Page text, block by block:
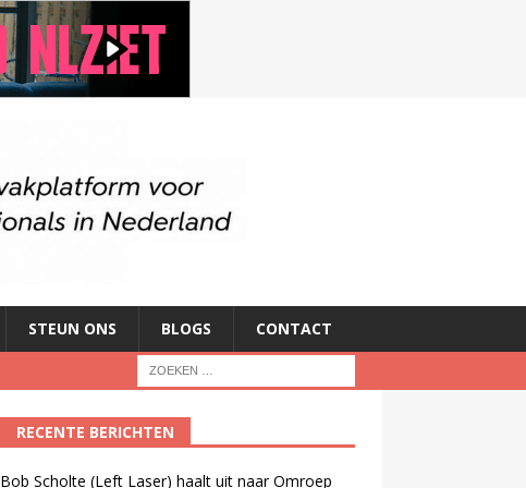
STEUN ONS BLOGS CONTACT
RECENTE BERICHTEN
Bob Scholte (Left Laser) haalt uit naar Omroep